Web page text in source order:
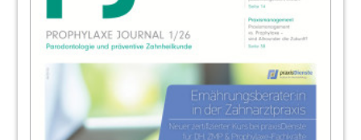
36 Vom Behandlungsstuhl zur Bühne: Mein
Weg in den BVZP
Tanja Mäurer
DGPZM-Praktikerpreis 2026 an zwei
Projekte verliehen
Redaktion